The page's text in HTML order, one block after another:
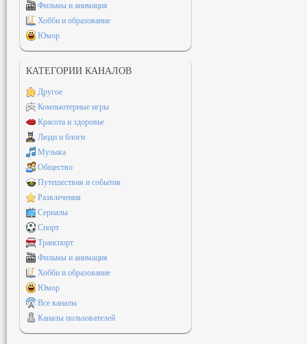
Фильмы и анимация
Хобби и образование
Юмор
КАТЕГОРИИ КАНАЛОВ
Другое
Компьютерные игры
Красота и здоровье
Люди и блоги
Музыка
Общество
Путешествия и события
Развлечения
Сериалы
Спорт
Транспорт
Фильмы и анимация
Хобби и образование
Юмор
Все каналы
Каналы пользователей